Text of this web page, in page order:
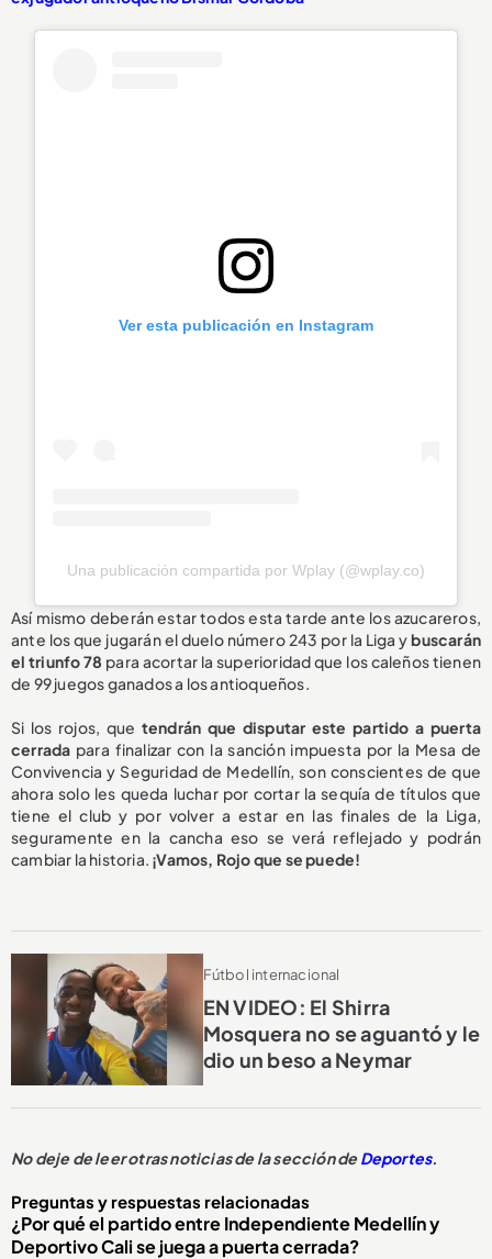
Ver esta publicación en Instagram
Una publicación compartida por Wplay (@wplay.co)
Así mismo deberán estar todos esta tarde ante los azucareros,
ante los que jugarán el duelo número 243 por la Liga ybuscarán
el triunfo 78 para acortar la superioridad que los caleños tienen
de 99 juegos ganados a los antioqueños.
Si los rojos, que tendrán que disputar este partido a puerta
cerrada para finalizar con la sanción impuesta por la Mesa de
Convivencia y Seguridad de Medellín, son conscientes de que
ahora solo les queda luchar por cortar la sequía de títulos que
tiene el club y por volver a estar en las finales de la Liga,
seguramente en la cancha eso se verá reflejado y podrán
cambiar la historia. ¡Vamos, Rojo que se puede!
Fútbol internacional
EN VIDEO: El Shirra
Mosquera no se aguantó y le
dio un beso a Neymar
No deje de leer otras noticias de la sección deDeportes.
Preguntas y respuestas relacionadas
¿Por qué el partido entre Independiente Medellín y
Deportivo Cali se juega a puerta cerrada?